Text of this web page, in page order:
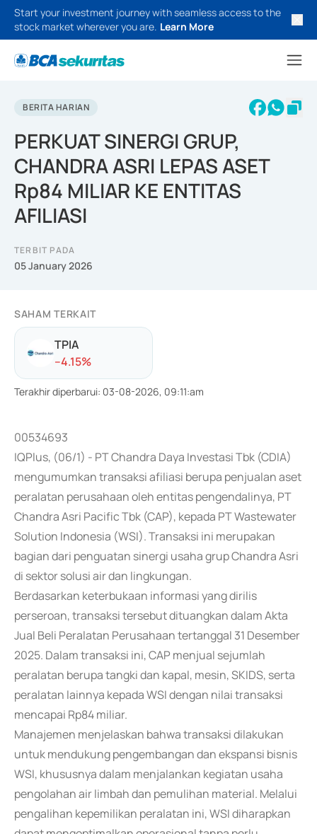
Start your investment journey with seamless access to the
stock market wherever you are. Learn More
BERITA HARIAN
PERKUAT SINERGI GRUP,
CHANDRA ASRI LEPAS ASET
Rp84 MILIAR KE ENTITAS
AFILIASI
TERBIT PADA
05 January 2026
SAHAM TERKAIT
TPIA
--4.15%
Terakhir diperbarui: 03-08-2026, 09:11:am
00534693
IQPlus, (06/1) - PT Chandra Daya Investasi Tbk (CDIA)
mengumumkan transaksi afiliasi berupa penjualan aset
peralatan perusahaan oleh entitas pengendalinya, PT
Chandra Asri Pacific Tbk (CAP), kepada PT Wastewater
Solution Indonesia (WSI). Transaksi ini merupakan
bagian dari penguatan sinergi usaha grup Chandra Asri
di sektor solusi air dan lingkungan.
Berdasarkan keterbukaan informasi yang dirilis
perseroan, transaksi tersebut dituangkan dalam Akta
Jual Beli Peralatan Perusahaan tertanggal 31 Desember
2025. Dalam transaksi ini, CAP menjual sejumlah
peralatan berupa tangki dan kapal, mesin, SKIDS, serta
peralatan lainnya kepada WSI dengan nilai transaksi
mencapai Rp84 miliar.
Manajemen menjelaskan bahwa transaksi dilakukan
untuk mendukung pengembangan dan ekspansi bisnis
WSI, khususnya dalam menjalankan kegiatan usaha
pengolahan air limbah dan pemulihan material. Melalui
pengalihan kepemilikan peralatan ini, WSI diharapkan